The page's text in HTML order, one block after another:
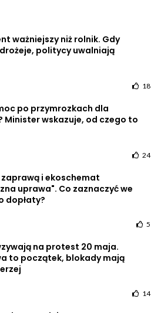
ważniejszy niż rolnik. Gdy
politycy uwalniają
18
po przymrozkach dla
Minister wskazuje, od czego to
24
zaprawą i ekoschemat
uprawa". Co zaznaczyć we
dopłaty?
5
na protest 20 maja.
to początek, blokady mają
14